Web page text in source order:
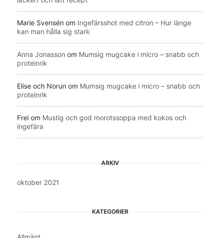
Marie Svensén om Ingefärsshot med citron – Hur länge
kan man hålla sig stark
Anna Jonasson om Mumsig mugcake i micro – snabb och
proteinrik
Elise och Norun om Mumsig mugcake i micro – snabb och
proteinrik
Frei om Mustig och god morotssoppa med kokos och
ingefära
ARKIV
oktober 2021
KATEGORIER